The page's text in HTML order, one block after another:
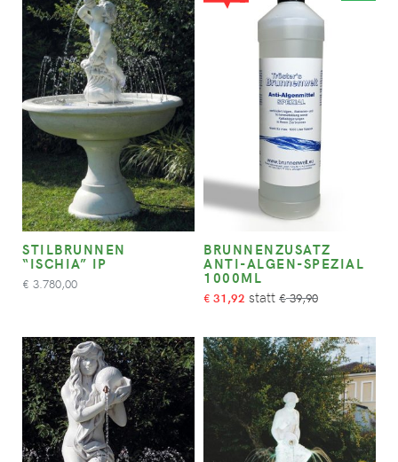
STILBRUNNEN
“ISCHIA” IP
€ 3.780,00
BRUNNENZUSATZ
ANTI-ALGEN-SPEZIAL
1000ML
€ 31,92 €39,90